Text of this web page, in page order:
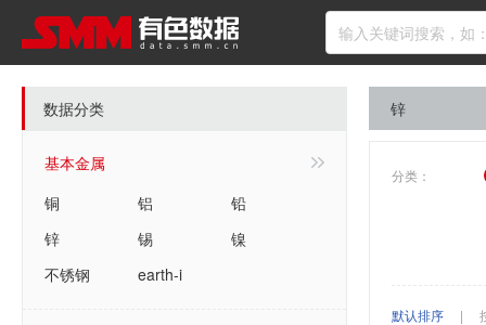
数据分类
基本金属
铜
铝
铅
锌
锡
镍
不锈钢
earth-i
锌
分类：
默认排序 |